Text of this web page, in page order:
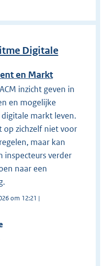
Digitale
en Markt
inzicht geven in
en mogelijke
markt leven.
op zichzelf niet voor
maar kan
inspecteurs verder
naar een
om 12:21 |